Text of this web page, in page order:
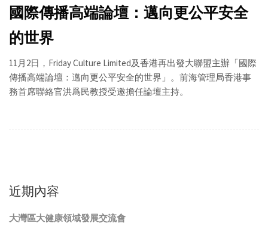
國際傳播高端論壇：邁向更公平安全
的世界
11月2日，Friday Culture Limited及香港再出發大聯盟主辦「國際
傳播高端論壇：邁向更公平安全的世界」。前海管理局香港事
務首席聯絡官洪爲民教授受邀擔任論壇主持。
近期內容
大灣區大健康領域發展交流會